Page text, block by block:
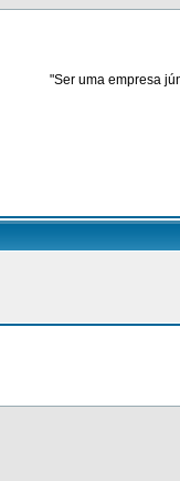
"Ser uma empresa